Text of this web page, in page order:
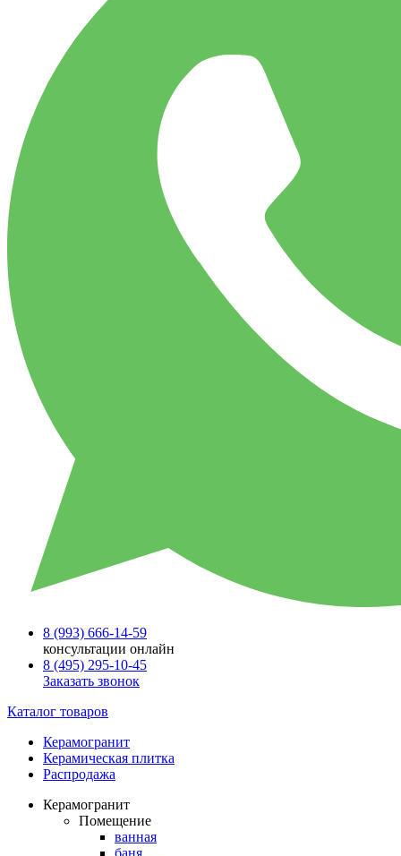
8 (993) 666-14-59
консультации онлайн
8 (495) 295-10-45
Заказать звонок
Каталог товаров
Керамогранит
Керамическая плитка
Распродажа
Керамогранит
Помещение
ванная
баня